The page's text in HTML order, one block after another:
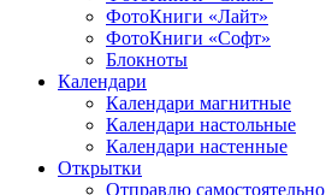
ФотоКниги «Лайт»
ФотоКниги «Софт»
Блокноты
Календари
Календари магнитные
Календари настольные
Календари настенные
Открытки
Отправлю самостоятельно